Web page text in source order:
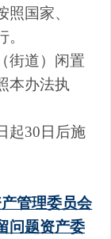
照国家、
街道）闲置
本办法执
起30 日后施
管理委员会
问题资产委